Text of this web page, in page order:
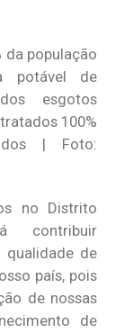
da população
potável de
esgotos
100%
| Foto:
no Distrito
contribuir
qualidade de
país, pois
de nossas
de